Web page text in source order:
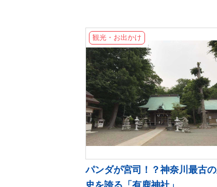
観光・お出かけ
パンダが宮司！？神奈川最古
史を誇る「有鹿神社」